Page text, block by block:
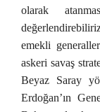
olarak
emekli
askeri savaş
Beyaz Saray
Erdoğan’ın